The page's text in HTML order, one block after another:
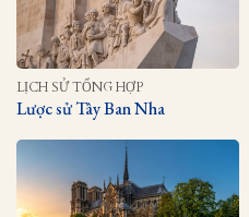
LỊCH SỬ TỔNG HỢP
Lược sử Tây Ban Nha